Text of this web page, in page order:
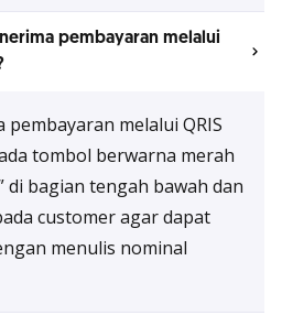
pembayaran melalui
melalui QRIS
tombol berwarna merah
di bagian tengah bawah dan
customer agar dapat
menulis nominal